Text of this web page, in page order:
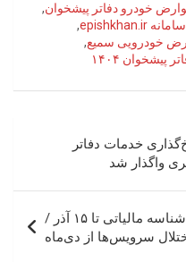
خودرو دفاتر پیشخوان,
سامانه epishkhan.ir
,
خودرویی سمیع,
پیشخوان ۱۴۰۴
خدمات دفاتر
واگذار شد
الزام دفاتر پیشخوان به اخذ شناسه مالیاتی تا ۱۵ آذر /
سرویس‌ها از دی‌ماه